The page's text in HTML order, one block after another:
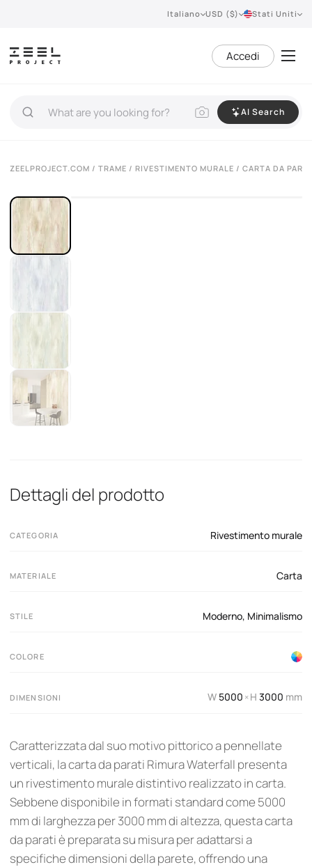
Italiano USD ($) Stati Uniti
Accedi
AI Search
ZEELPROJECT.COM / TRAME / RIVESTIMENTO MURALE / CARTA DA
Dettagli del prodotto
CATEGORIA Rivestimento murale
MATERIALE Carta
STILE Moderno, Minimalismo
COLORE
DIMENSIONI W 5000 ×H 3000 mm
Caratterizzata dal suo motivo pittorico a pennellate
verticali, la carta da parati Rimura Waterfall presenta
un rivestimento murale distintivo realizzato in carta.
Sebbene disponibile in formati standard come 5000
mm di larghezza per 3000 mm di altezza, questa carta
da parati è preparata su misura per adattarsi a
specifiche dimensioni della parete, offrendo una